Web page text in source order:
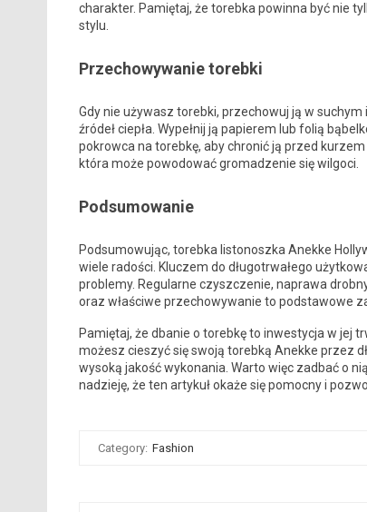
charakter. Pamiętaj, że torebka powinna być nie
stylu.
Przechowywanie torebki
Gdy nie używasz torebki, przechowuj ją w
źródeł ciepła. Wypełnij ją papierem lub folią
pokrowca na torebkę, aby chronić ją przed
która może powodować gromadzenie się wilgoci.
Podsumowanie
Podsumowując, torebka listonoszka Anekke
wiele radości. Kluczem do długotrwałego
problemy. Regularne czyszczenie, naprawa
oraz właściwe przechowywanie to podstawowe
Pamiętaj, że dbanie o torebkę to inwestycja w jej
możesz cieszyć się swoją torebką Anekke przez
wysoką jakość wykonania. Warto więc zadbać o
nadzieję, że ten artykuł okaże się pomocny i
Category: Fashion